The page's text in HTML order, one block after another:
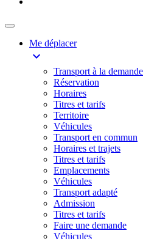
Me déplacer
expand_more
Transport à la demande
Réservation
Horaires
Titres et tarifs
Territoire
Véhicules
Transport en commun
Horaires et trajets
Titres et tarifs
Emplacements
Véhicules
Transport adapté
Admission
Titres et tarifs
Faire une demande
Véhicules